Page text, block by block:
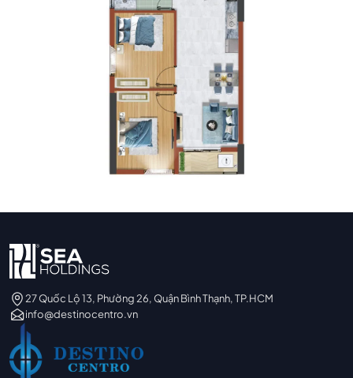
27 Quốc Lộ 13, Phường 26, Quận Bình Thạnh, TP.HCM
info@destinocentro.vn